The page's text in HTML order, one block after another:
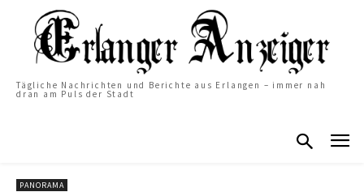
Tägliche Nachrichten und Berichte aus Erlangen – immer nah
dran am Puls der Stadt
PANORAMA